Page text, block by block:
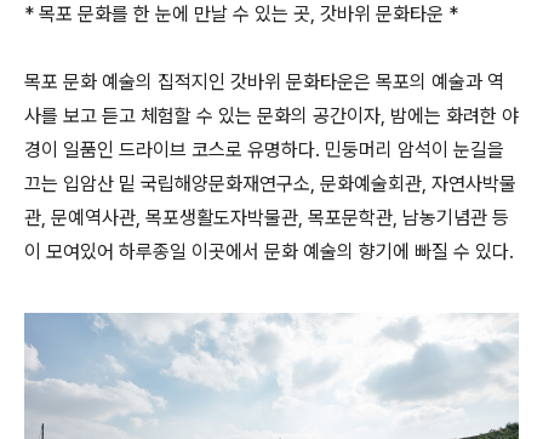
* 목포 문화를 한 눈에 만날 수 있는 곳, 갓바위 문화타운 *
목포 문화 예술의 집적지인 갓바위 문화타운은 목포의 예술과 역
사를 보고 듣고 체험할 수 있는 문화의 공간이자, 밤에는 화려한 야
경이 일품인 드라이브 코스로 유명하다. 민둥머리 암석이 눈길을
끄는 입암산 밑 국립해양문화재연구소, 문화예술회관, 자연사박물
관, 문예역사관, 목포생활도자박물관, 목포문학관, 남농기념관 등
이 모여있어 하루종일 이곳에서 문화 예술의 향기에 빠질 수 있다.